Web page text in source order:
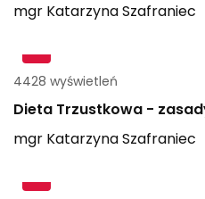
mgr KatarzynaSzafraniec
4428 wyświetleń
Dieta Trzustkowa -
mgr KatarzynaSzafraniec